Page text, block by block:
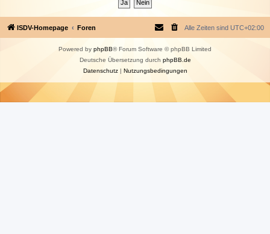
ISDV-Homepage Foren Alle Zeiten sind UTC+02:00
Powered by phpBB® Forum Software © phpBB Limited
Deutsche Übersetzung durch phpBB.de
Datenschutz| Nutzungsbedingungen